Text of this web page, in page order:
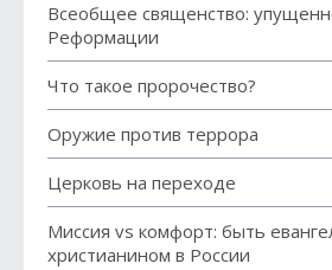
Всеобщее священство:
Реформации
Что такое пророчество?
Оружие против террора
Церковь на переходе
Миссия vs комфорт: быть
христианином в России